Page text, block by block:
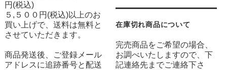
円(税込)
５,５００円(税込)以上のお
買い上げで、送料は無料と
させていただきます。
商品発送後、ご登録メール
アドレスに追跡番号と配送
在庫切れ商品について
完売商品をご希望の場合、
お調べいたしますので、下
記連絡先までご連絡下さ